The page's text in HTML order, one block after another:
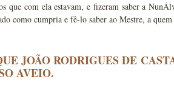
que com ela estavam, e fizeram saber a
como cumpria e fê-lo saber ao Mestre, a
JOÃO RODRIGUES DE
AVEIO.